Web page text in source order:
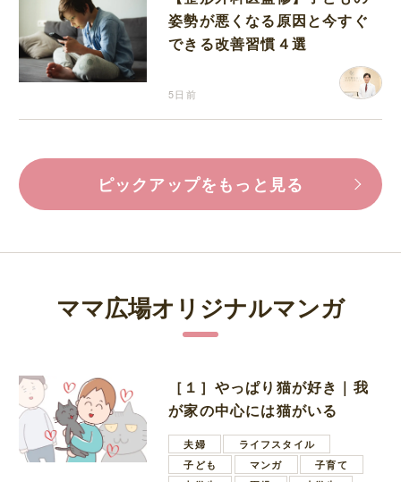
姿勢が悪くなる原因と今すぐ
できる改善習慣４選
5日前
ピックアップをもっと見る
ママ広場オリジナルマンガ
［１］やっぱり猫が好き｜我
が家の中心には猫がいる
夫婦
ライフスタイル
子ども
マンガ
子育て